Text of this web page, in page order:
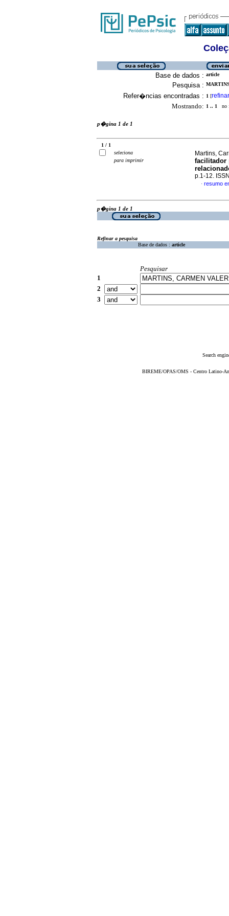
Base de dados : article
Pesquisa :
Refer�ncias encontradas : 1 [refinar
Mostrando: 1 .. 1 no
p�gina 1 de 1
1 / 1
seleciona
para imprimir
Martins,
facilitador
p.1-12.
· resumo
p�gina 1 de 1
Refinar a pesquisa
Base de dados : article
Pesquisar
1
2
3
Search
BIREME/OPAS/OMS - Centro Latino-